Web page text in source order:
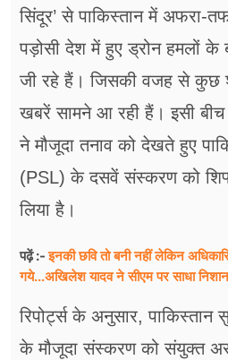
सिंदूर’ से पाकिस्तान में अफरा-
पड़ोसी देश में हुए ड्रोन हमलों के
जी रहे हैं। जिसकी वजह से कुछ
खबरें सामने आ रही हैं। इसी बीच
ने मौजूदा तनाव को देखते हुए
(PSL) के दसवें संस्करण को
लिया है।
पढ़ें :-इनकी छवि तो बनी नहीं लेकिन
गये...अखिलेश यादव ने सीएम पर साधा​
रिपोर्ट्स के अनुसार,
के मौजूदा संस्करण को संयुक्त